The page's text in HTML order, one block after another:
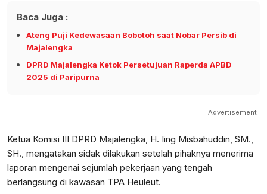
Baca Juga :
Ateng Puji Kedewasaan Bobotoh saat Nobar Persib di
Majalengka
DPRD Majalengka Ketok Persetujuan Raperda APBD
2025 di Paripurna
Advertisement
Ketua Komisi III DPRD Majalengka, H. Iing Misbahuddin, SM.,
SH., mengatakan sidak dilakukan setelah pihaknya menerima
laporan mengenai sejumlah pekerjaan yang tengah
berlangsung di kawasan TPA Heuleut.